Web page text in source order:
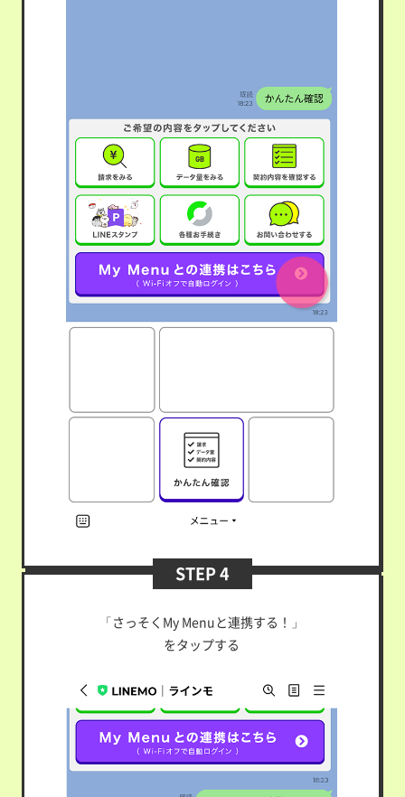
STEP 4
「さっそくMy Menuと連携する！」
をタップする